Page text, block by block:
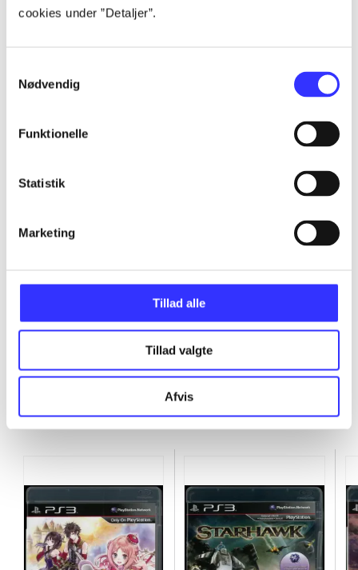
cookies under ”Detaljer”.
Nødvendig
Funktionelle
Statistik
Marketing
Tillad alle
Tillad valgte
Afvis
Artikler
...
...
...
Minder om